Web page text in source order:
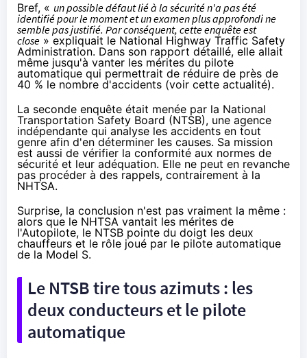
Bref, « un possible défaut lié à la sécurité n'a pas été
identifié pour le moment et un examen plus approfondi ne
semble pas justifié. Par conséquent, cette enquête est
close » expliquait le National Highway Traffic Safety
Administration. Dans son rapport détaillé, elle allait
même jusqu'à vanter les mérites du pilote
automatique qui permettrait de réduire de près de
40 % le nombre d'accidents (voir cette actualité).
La seconde enquête était menée par la National
Transportation Safety Board (NTSB), une agence
indépendante qui analyse les accidents en tout
genre afin d'en déterminer les causes. Sa mission
est aussi de vérifier la conformité aux normes de
sécurité et leur adéquation. Elle ne peut en revanche
pas procéder à des rappels, contrairement à la
NHTSA.
Surprise, la conclusion n'est pas vraiment la même :
alors que le NHTSA vantait les mérites de
l'Autopilote, le NTSB pointe du doigt les deux
chauffeurs et le rôle joué par le pilote automatique
de la Model S.
Le NTSB tire tous azimuts : les
deux conducteurs et le pilote
automatique